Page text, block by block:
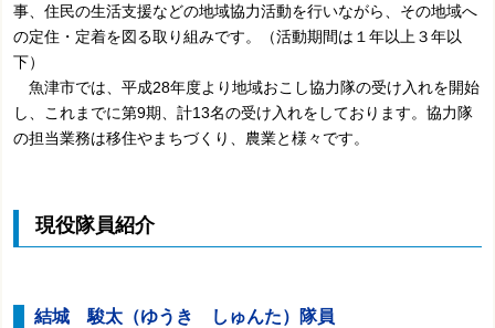
事、住民の生活支援などの地域協力活動を行いながら、その地域へ
の定住・定着を図る取り組みです。（活動期間は１年以上３年以
下）
魚津市では、平成28年度より地域おこし協力隊の受け入れを開始
し、これまでに第9期、計13名の受け入れをしております。協力隊
の担当業務は移住やまちづくり、農業と様々です。
現役隊員紹介
結城 駿太（ゆうき しゅんた）隊員